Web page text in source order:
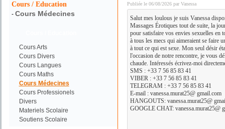
Cours / Education
- Cours Médecines
Cours Arts
Cours Divers
Cours Langues
Cours Maths
Cours Médecines
Cours Professionels
Divers
Materiels Scolaire
Soutiens Scolaire
Publiée le 06/08/2026 par Vanessa
Salut mes loulous je suis Vanessa
Massages Érotiques tout de suite, la
pour satisfaire vos envies sexuelles en
à tous les mecs qui aimeraient se faire
à tout ce qui est sexe. Mon seul désir
l'occasion de notre rencontre, je vous
chaude. Intéressés écrivez-moi
SMS : +33 7 56 85 83 41
VIBER : +33 7 56 85 83 41
TELEGRAM : +33 7 56 85 83 41
E-mail : vanessa.murat25@ gmail.com
HANGOUTS: vanessa.murat25@
GOOGLE CHAT: vanessa.murat25@